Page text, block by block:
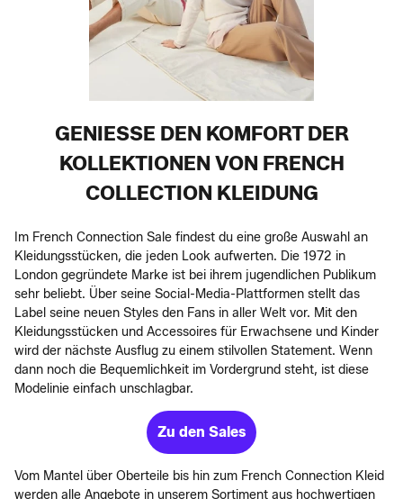
GENIESSE DEN KOMFORT DER K
OLLEKTIONEN VON FRENCH C
OLLECTION KLEIDUNG
Im French Connection Sale findest du eine große Auswahl an
Kleidungsstücken, die jeden Look aufwerten. Die 1972 in
London gegründete Marke ist bei ihrem jugendlichen Publikum
sehr beliebt. Über seine Social-Media-Plattformen stellt das
Label seine neuen Styles den Fans in aller Welt vor. Mit den
Kleidungsstücken und Accessoires für Erwachsene und Kinder
wird der nächste Ausflug zu einem stilvollen Statement. Wenn
dann noch die Bequemlichkeit im Vordergrund steht, ist diese
Modelinie einfach unschlagbar.
Zu den Sales
Vom Mantel über Oberteile bis hin zum French Connection Kleid
werden alle Angebote in unserem Sortiment aus hochwertigen